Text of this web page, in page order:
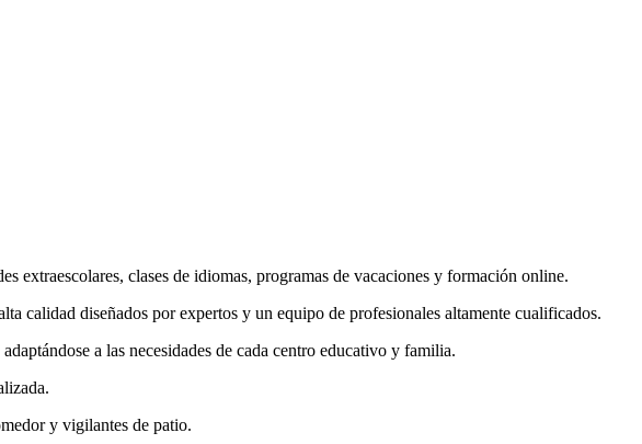
extraescolares, clases de idiomas, programas de vacaciones y formación online.
calidad diseñados por expertos y un equipo de profesionales altamente cualificados.
a las necesidades de cada centro educativo y familia.
y vigilantes de patio.